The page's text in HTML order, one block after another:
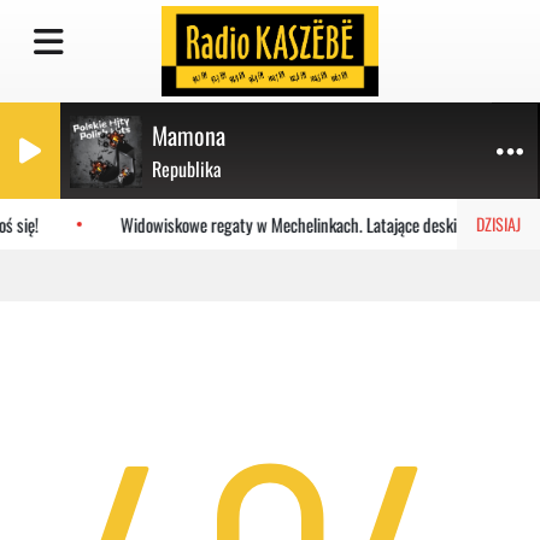
Mamona
Republika
DZISIAJ
się! Widowiskowe regaty w Mechelinkach. Latające deski na Zatoce